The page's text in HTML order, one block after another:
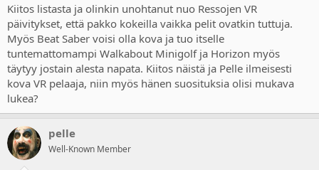
Kiitos listasta ja olinkin unohtanut nuo Ressojen VR
päivitykset, että pakko kokeilla vaikka pelit ovatkin tuttuja.
Myös Beat Saber voisi olla kova ja tuo itselle
tuntemattomampi Walkabout Minigolf ja Horizon myös
täytyy jostain alesta napata. Kiitos näistä ja Pelle ilmeisesti
kova VR pelaaja, niin myös hänen suosituksia olisi mukava
lukea?
pelle
Well-Known Member